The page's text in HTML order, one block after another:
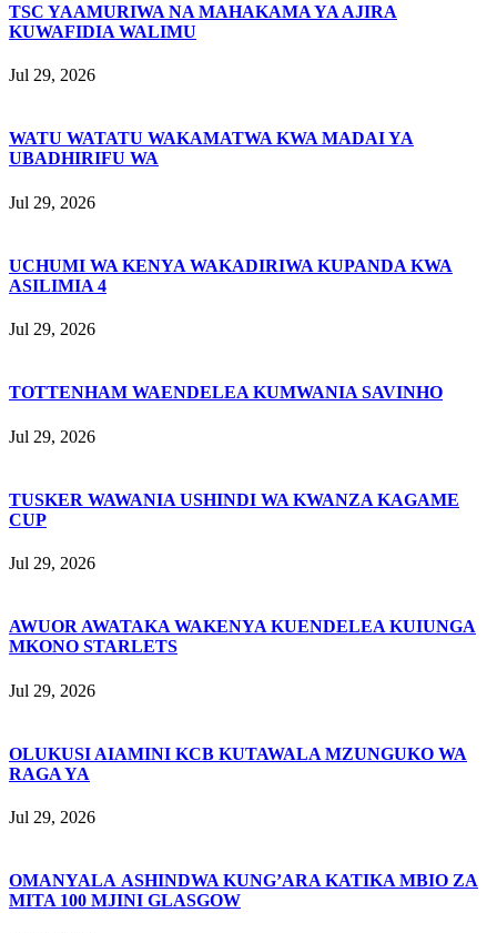
TSC YAAMURIWA NA MAHAKAMA YA AJIRA
KUWAFIDIA WALIMU
Jul 29, 2026
WATU WATATU WAKAMATWA KWA MADAI YA
UBADHIRIFU WA
Jul 29, 2026
UCHUMI WA KENYA WAKADIRIWA KUPANDA KWA
ASILIMIA 4
Jul 29, 2026
TOTTENHAM WAENDELEA KUMWANIA SAVINHO
Jul 29, 2026
TUSKER WAWANIA USHINDI WA KWANZA KAGAME
CUP
Jul 29, 2026
AWUOR AWATAKA WAKENYA KUENDELEA KUIUNGA
MKONO STARLETS
Jul 29, 2026
OLUKUSI AIAMINI KCB KUTAWALA MZUNGUKO WA
RAGA YA
Jul 29, 2026
OMANYALA ASHINDWA KUNG’ARA KATIKA MBIO ZA
MITA 100 MJINI GLASGOW